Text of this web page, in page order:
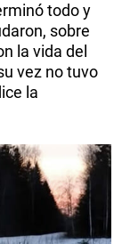
todo y
sobre
la vida del
vez no tuvo
la